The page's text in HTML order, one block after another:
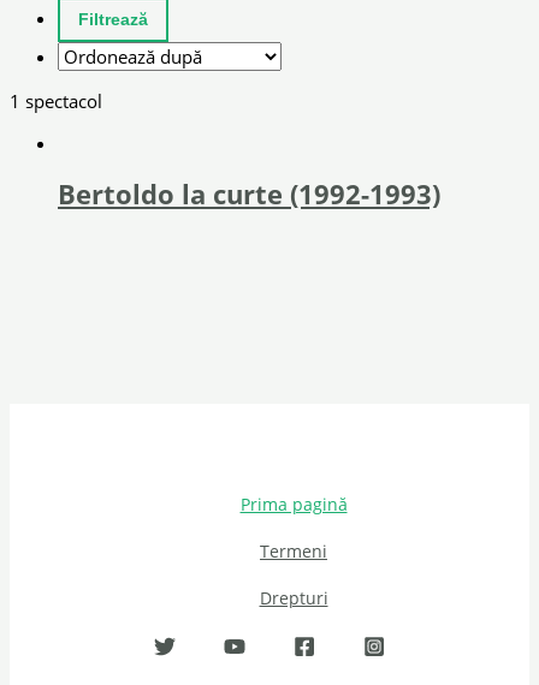
1 spectacol
Bertoldo la curte (1992-1993)
Prima pagină
Termeni
Drepturi